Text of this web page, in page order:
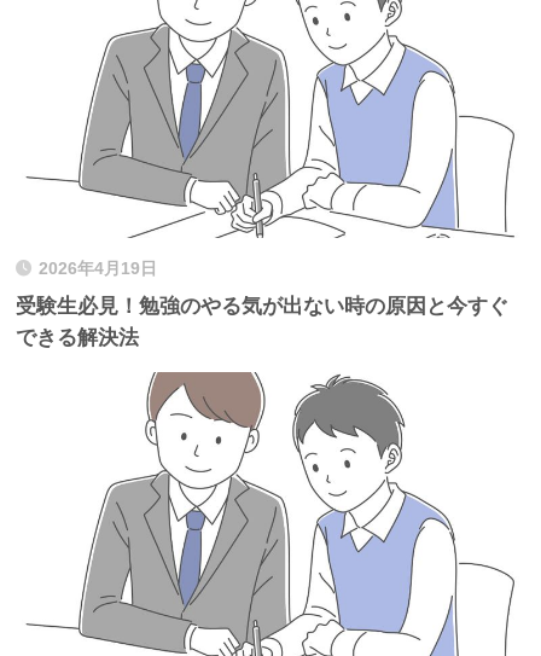
2026年4月19日
受験生必見！勉強のやる気が出ない時の原因と今すぐ
できる解決法